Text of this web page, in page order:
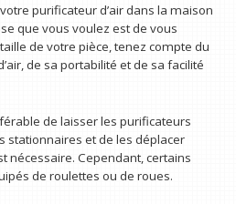
purificateur d’air dans la maison
que vous voulez est de vous
de votre pièce, tenez compte du
de sa portabilité et de sa facilité
de laisser les purificateurs
stationnaires et de les déplacer
nécessaire. Cependant, certains
de roulettes ou de roues.